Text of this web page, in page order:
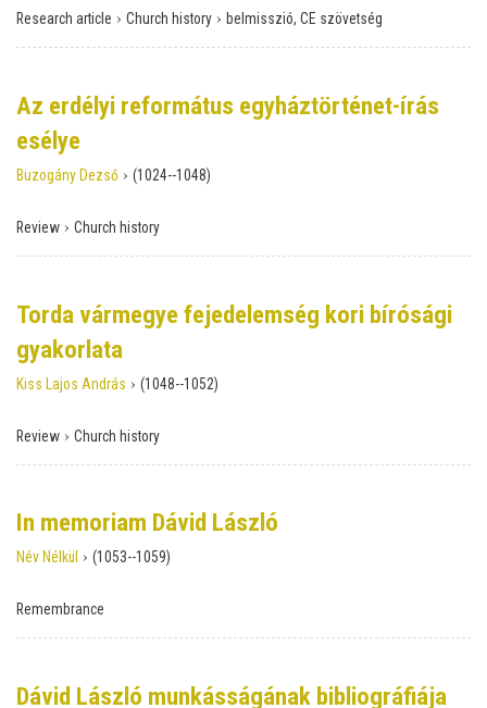
Research article › Church history › belmisszió, CE szövetség
Az erdélyi református egyháztörténet-írás
esélye
Buzogány Dezső › (1024--1048)
Review › Church history
Torda vármegye fejedelemség kori bírósági
gyakorlata
Kiss Lajos András › (1048--1052)
Review › Church history
In memoriam Dávid László
Név Nélkül › (1053--1059)
Remembrance
Dávid László munkásságának bibliográfiája